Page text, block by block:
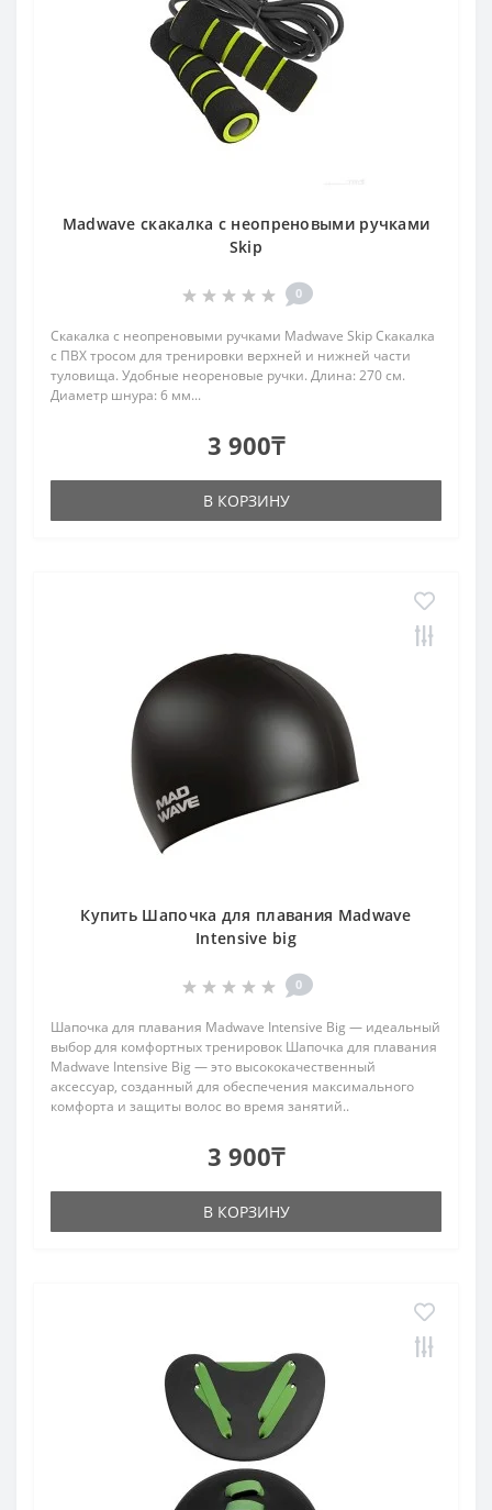
Madwave скакалка с неопреновыми ручками
Skip
0
Скакалка с неопреновыми ручками Madwave Skip Скакалка
с ПВХ тросом для тренировки верхней и нижней части
туловища. Удобные неореновые ручки. Длина: 270 см.
Диаметр шнура: 6 мм...
3 900₸
В КОРЗИНУ
Купить Шапочка для плавания Madwave
Intensive big
0
Шапочка для плавания Madwave Intensive Big — идеальный
выбор для комфортных тренировок Шапочка для плавания
Madwave Intensive Big — это высококачественный
аксессуар, созданный для обеспечения максимального
комфорта и защиты волос во время занятий..
3 900₸
В КОРЗИНУ